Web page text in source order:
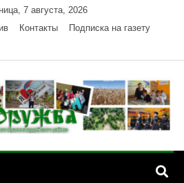
7 августа, 2026
Контакты Подписка на газету
— газета
района Республики Адыгея